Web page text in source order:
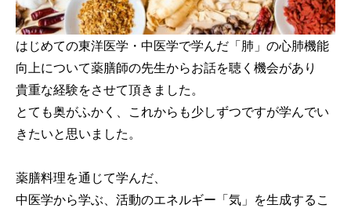
はじめての東洋医学・中医学で学んだ「肺」の心肺機能
向上について薬膳師の先生からお話を聴く機会があり
貴重な経験をさせて頂きました。
とても奥がふかく、これからも少しずつですが学んでい
きたいと思いました。
薬膳料理を通じて学んだ、
中医学から学ぶ、活動のエネルギー「気」を生成するこ